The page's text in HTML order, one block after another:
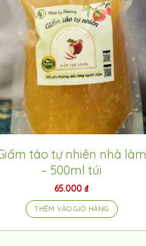
táo tự nhiên nhà làm
– 500ml túi
65.000₫
THÊM VÀO GIỎ HÀNG